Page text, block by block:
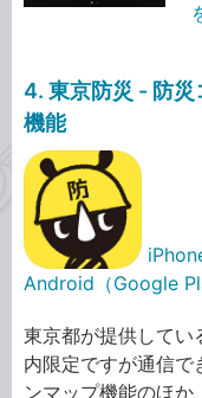
4. 東京防災 - 防
機能
Android（Google
東京都が提供してい
内限定ですが通信で
ンマップ機能のほか